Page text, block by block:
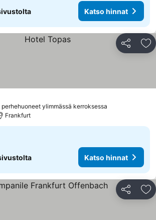
Katso hinnat
Jaa
ylimmässä kerroksessa
Frankfurt
Katso hinnat
Jaa